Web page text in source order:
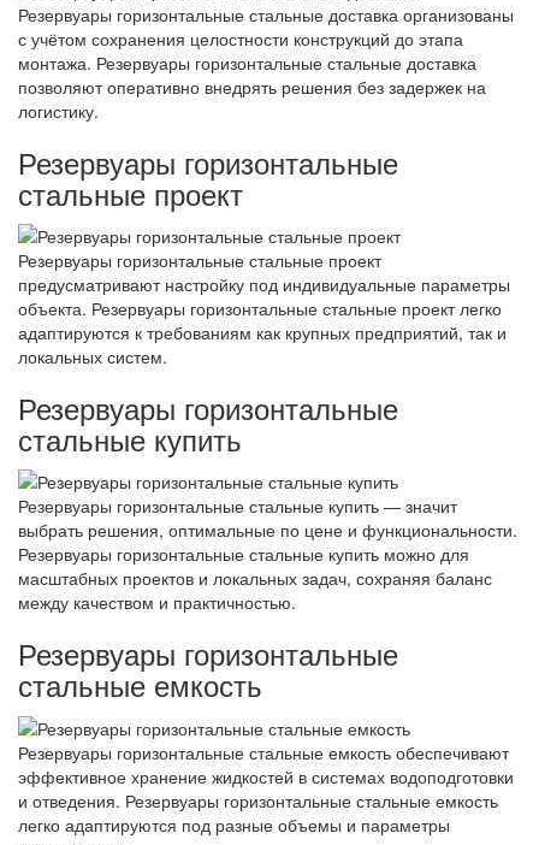
Резервуары горизонтальные стальные доставка организованы
с учётом сохранения целостности конструкций до этапа
монтажа. Резервуары горизонтальные стальные доставка
позволяют оперативно внедрять решения без задержек на
логистику.
Резервуары горизонтальные
стальные проект
Резервуары горизонтальные стальные проект
предусматривают настройку под индивидуальные параметры
объекта. Резервуары горизонтальные стальные проект легко
адаптируются к требованиям как крупных предприятий, так и
локальных систем.
Резервуары горизонтальные
стальные купить
Резервуары горизонтальные стальные купить — значит
выбрать решения, оптимальные по цене и функциональности.
Резервуары горизонтальные стальные купить можно для
масштабных проектов и локальных задач, сохраняя баланс
между качеством и практичностью.
Резервуары горизонтальные
стальные емкость
Резервуары горизонтальные стальные емкость обеспечивают
эффективное хранение жидкостей в системах водоподготовки
и отведения. Резервуары горизонтальные стальные емкость
легко адаптируются под разные объемы и параметры